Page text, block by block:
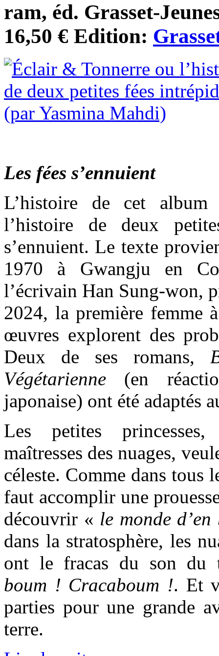
ram, éd. Grasset-
16,50 € Edition:
Les fées s’ennuient
L’histoire de cet album
l’histoire de deux
s’ennuient. Le texte
1970 à Gwangju en
l’écrivain Han Sung-won,
2024, la première femme
œuvres explorent des
Deux de ses romans,
Végétarienne (en
japonaise) ont été adaptés
Les petites
maîtresses des nuages,
céleste. Comme dans tous
faut accomplir une
découvrir « le monde d’en
dans la stratosphère, les
ont le fracas du son du
boum ! Cracaboum !. Et
parties pour une grande
terre.